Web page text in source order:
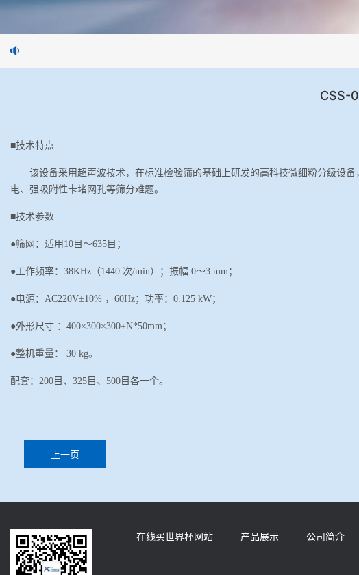
CSS-
■技术特点
该设备采用超声波技术，在标准检验筛的基础上研发的高科技微细粉分级设
电、强吸附性卡堵网孔等筛分难题。
■技术参数
●筛网：适用10目 ～635目；
●工作频率：38KHz（1440 次/min）；振幅 0～3 mm；
●电源：AC220V±10% ，60Hz；功率：0.125 kW；
●外形尺寸 ：400×300×300+N*50mm；
●整机重量： 30 kg。
配套： 200目、325目、500目各一个。
上一页
在线买世界杯网站 产品展示 公司简介